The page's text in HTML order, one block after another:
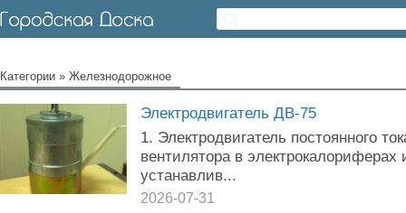
Категории » Железнодорожное
Электродвигатель ДВ-75
1. Электродвигатель постоянного
вентилятора в электрокалориферах
устанавлив...
2026-07-31